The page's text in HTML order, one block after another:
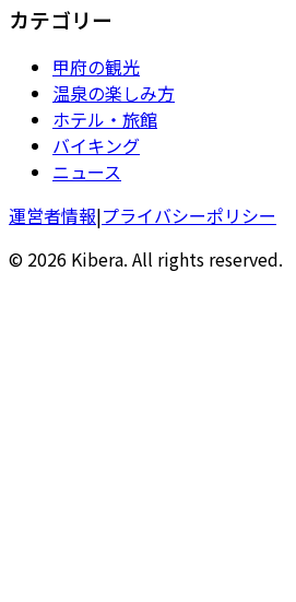
カテゴリー
甲府の観光
温泉の楽しみ方
ホテル・旅館
バイキング
ニュース
運営者情報|プライバシーポリシー
© 2026 Kibera. All rights reserved.